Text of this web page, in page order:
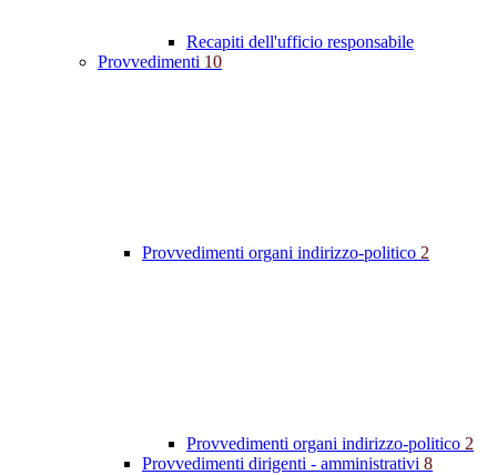
Recapiti dell'ufficio responsabile
Provvedimenti 10
Provvedimenti organi indirizzo-politico 2
Provvedimenti organi indirizzo-politico 2
Provvedimenti dirigenti - amministrativi 8